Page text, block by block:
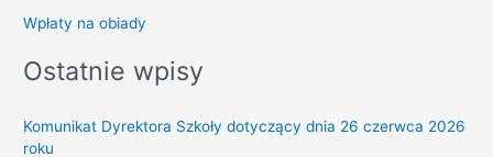
Wpłaty na obiady
Ostatnie wpisy
Komunikat Dyrektora Szkoły dotyczący dnia 26 czerwca 2026
roku